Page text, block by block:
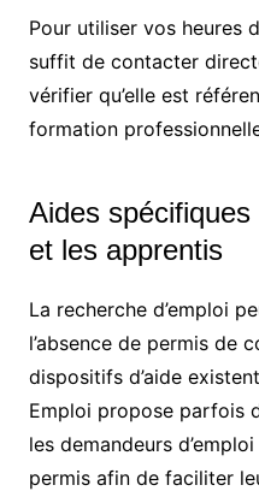
Pour utiliser vos heures
suffit de contacter
vérifier qu’elle est
formation
Aides
et les apprentis
La recherche d’emploi
l’absence de permis de
dispositifs d’aide
Emploi propose parfois
les demandeurs
permis afin de faciliter